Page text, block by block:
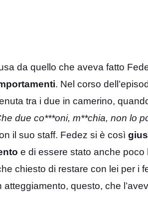
da quello che aveva fatto
. Nel corso
tra i due in camerino,
due co***oni, m**chia, non lo
il suo staff. Fedez si è così
e di essere stato anche poco
chiesto di restare con lei per i
questo, che